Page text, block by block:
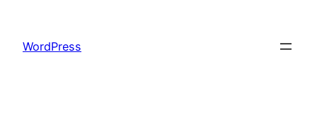
contenido
WordPress